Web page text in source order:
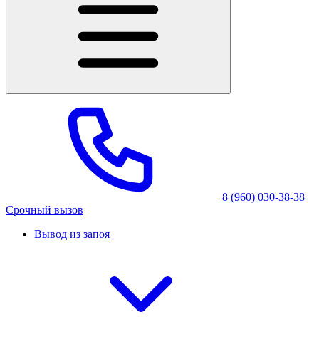
8 (960) 030-38-38
Срочный вызов
Вывод из запоя